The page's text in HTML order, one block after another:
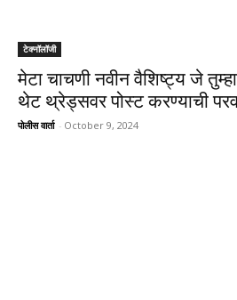
टेक्नॉलॉजी
मेटा चाचणी नवीन वैशिष्ट्य जे
थेट थ्रेड्सवर पोस्ट करण्याची
पोलीस वार्ता - October 9, 2024